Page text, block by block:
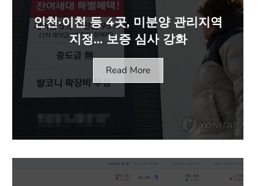
인천·이천 등 4곳, 미분양 관리지역
지정… 보증 심사 강화
Read More